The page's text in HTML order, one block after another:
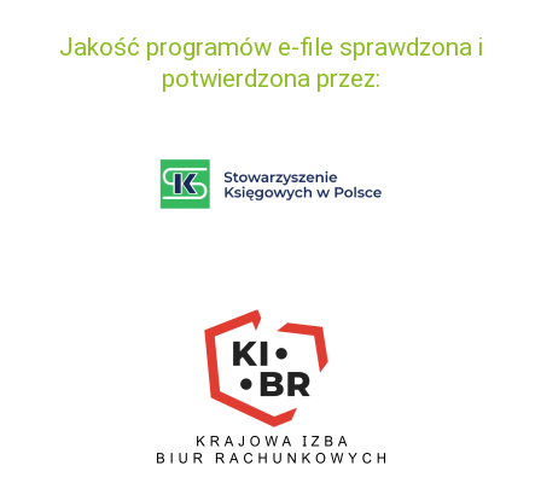
Jakość programów e-file sprawdzona i
potwierdzona przez: